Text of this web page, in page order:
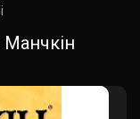
Манчкін